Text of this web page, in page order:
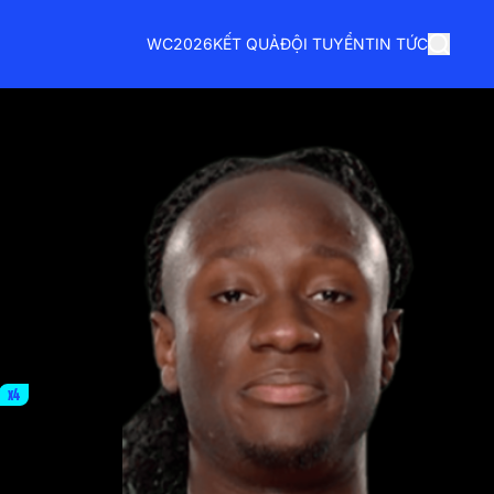
WC2026KẾT QUẢĐỘI TUYỂNTIN TỨC
x4